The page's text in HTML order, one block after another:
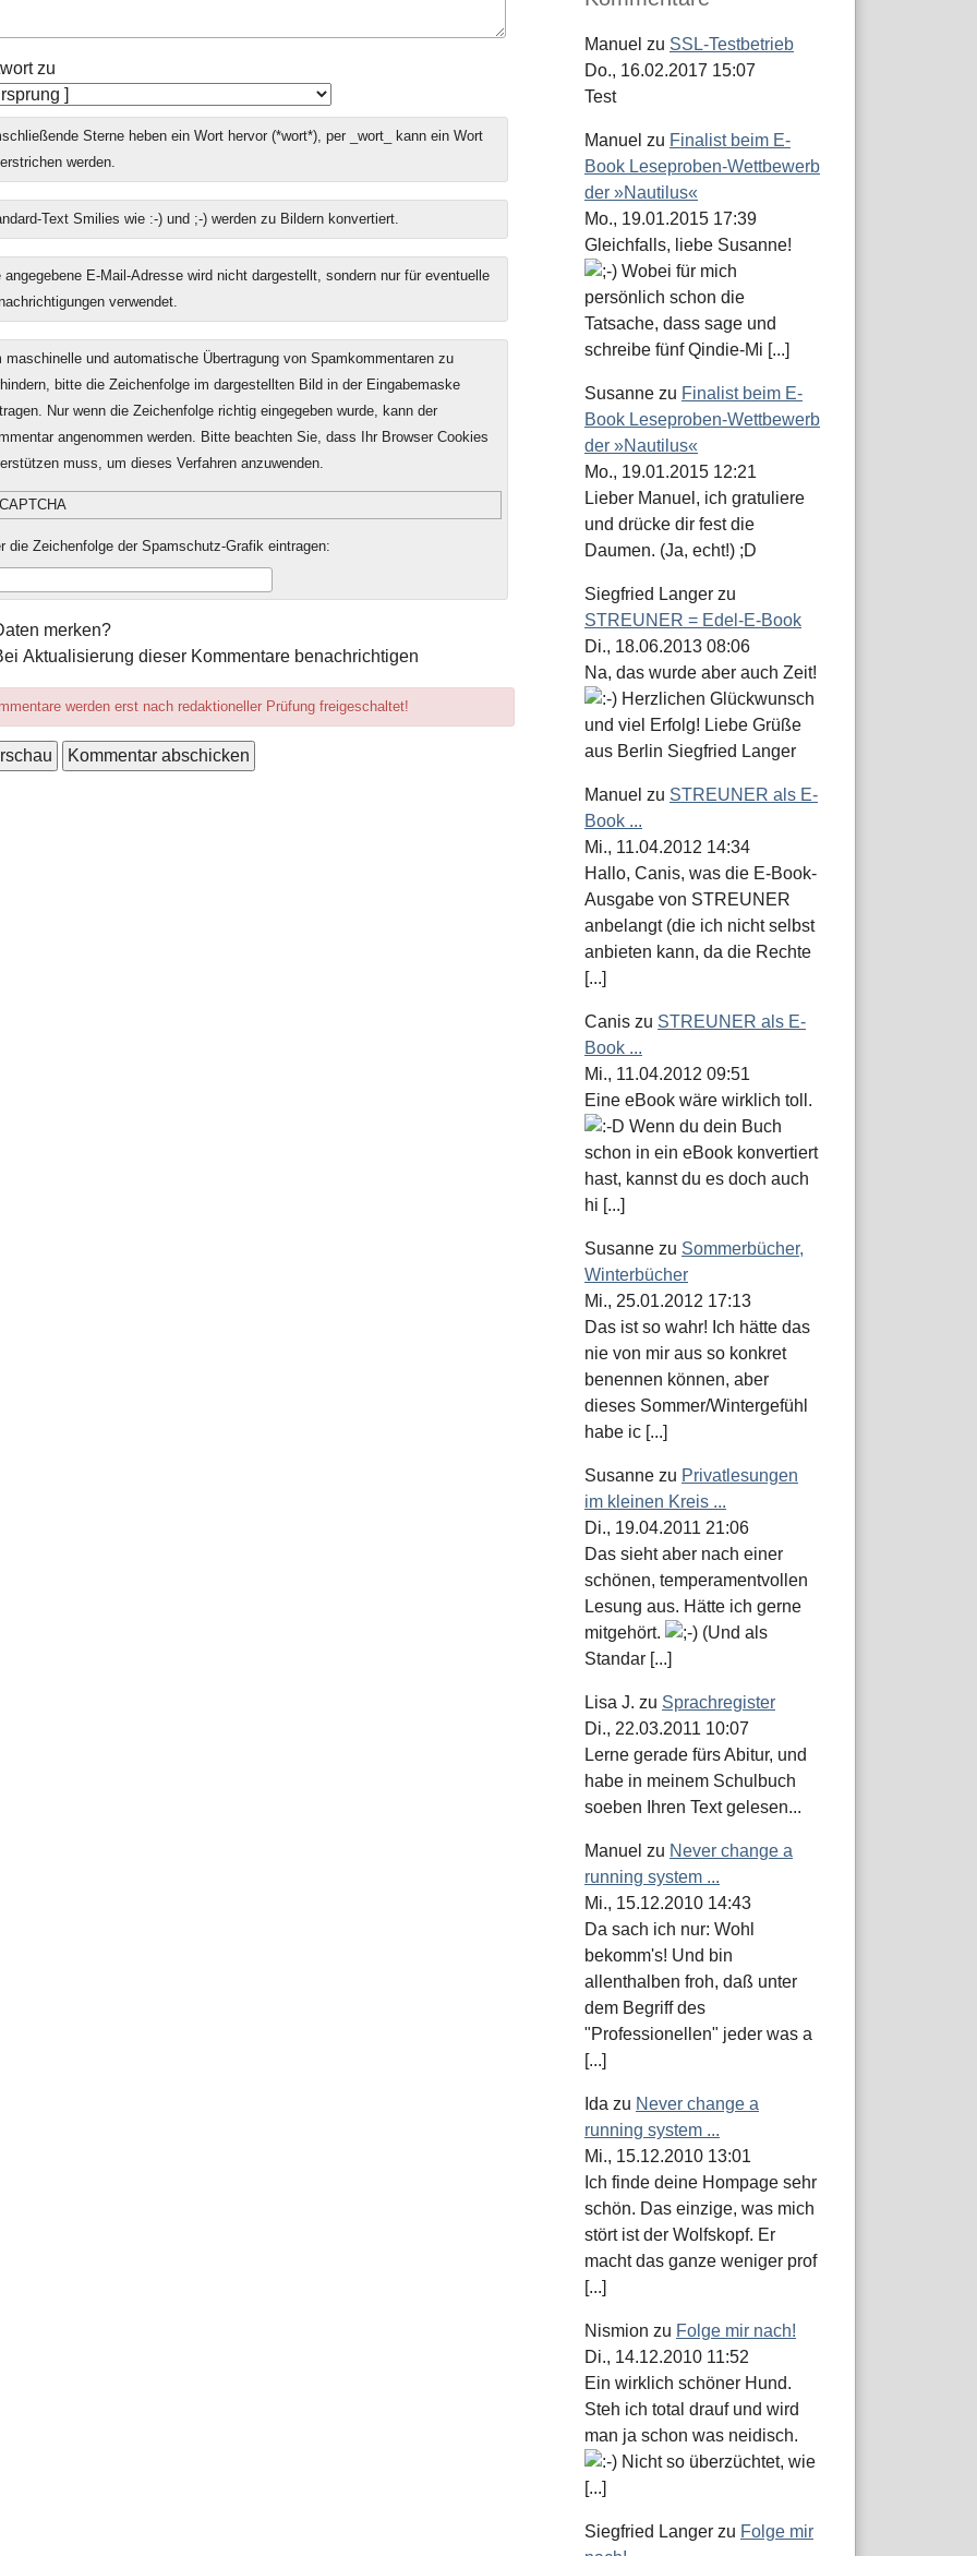
zu
Sterne heben ein Wort hervor (*wort*), per _wort_ kann ein Wort
werden.
Text Smilies wie :-) und ;-) werden zu Bildern konvertiert.
angegebene E-Mail-Adresse wird nicht dargestellt, sondern nur für eventuelle
verwendet.
maschinelle und automatische Übertragung von Spamkommentaren zu
bitte die Zeichenfolge im dargestellten Bild in der Eingabemaske
Nur wenn die Zeichenfolge richtig eingegeben wurde, kann der
angenommen werden. Bitte beachten Sie, dass Ihr Browser Cookies
muss, um dieses Verfahren anzuwenden.
die Zeichenfolge der Spamschutz-Grafik eintragen:
merken?
Aktualisierung dieser Kommentare benachrichtigen
werden erst nach redaktioneller Prüfung freigeschaltet!
Manuel zu SSL-Testbetrieb
Do., 16.02.2017 15:07
Test
Manuel zu Finalist beim E-
Book Leseproben-Wettbewerb
der »Nautilus«
Mo., 19.01.2015 17:39
Gleichfalls, liebe Susanne!
Wobei für mich
persönlich schon die
Tatsache, dass sage und
schreibe fünf Qindie-Mi [...]
Susanne zu Finalist beim E-
Book Leseproben-Wettbewerb
der »Nautilus«
Mo., 19.01.2015 12:21
Lieber Manuel, ich gratuliere
und drücke dir fest die
Daumen. (Ja, echt!) ;D
Siegfried Langer zu
STREUNER = Edel-E-Book
Di., 18.06.2013 08:06
Na, das wurde aber auch Zeit!
Herzlichen Glückwunsch
und viel Erfolg! Liebe Grüße
aus Berlin Siegfried Langer
Manuel zu STREUNER als E-
Book ...
Mi., 11.04.2012 14:34
Hallo, Canis, was die E-Book-
Ausgabe von STREUNER
anbelangt (die ich nicht selbst
anbieten kann, da die Rechte
[...]
Canis zu STREUNER als E-
Book ...
Mi., 11.04.2012 09:51
Eine eBook wäre wirklich toll.
Wenn du dein Buch
schon in ein eBook konvertiert
hast, kannst du es doch auch
hi [...]
Susanne zu Sommerbücher,
Winterbücher
Mi., 25.01.2012 17:13
Das ist so wahr! Ich hätte das
nie von mir aus so konkret
benennen können, aber
dieses Sommer/Wintergefühl
habe ic [...]
Susanne zu Privatlesungen
im kleinen Kreis ...
Di., 19.04.2011 21:06
Das sieht aber nach einer
schönen, temperamentvollen
Lesung aus. Hätte ich gerne
mitgehört.
(Und als
Standar [...]
Lisa J. zu Sprachregister
Di., 22.03.2011 10:07
Lerne gerade fürs Abitur, und
habe in meinem Schulbuch
soeben Ihren Text gelesen...
Manuel zu Never change a
running system ...
Mi., 15.12.2010 14:43
Da sach ich nur: Wohl
bekomm's! Und bin
allenthalben froh, daß unter
dem Begriff des
"Professionellen" jeder was a
[...]
Ida zu Never change a
running system ...
Mi., 15.12.2010 13:01
Ich finde deine Hompage sehr
schön. Das einzige, was mich
stört ist der Wolfskopf. Er
macht das ganze weniger prof
[...]
Nismion zu Folge mir nach!
Di., 14.12.2010 11:52
Ein wirklich schöner Hund.
Steh ich total drauf und wird
man ja schon was neidisch.
Nicht so überzüchtet, wie
[...]
Siegfried Langer zu Folge mir